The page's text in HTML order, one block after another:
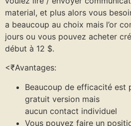
material, et plus alors vous
a beaucoup au choix mais l’or
jours ou vous pouvez acheter
début à 12 $.
<₹Avantages:
Beaucoup de efficacité est
gratuit version mais
aucun contact individuel
Vous pouvez faire un